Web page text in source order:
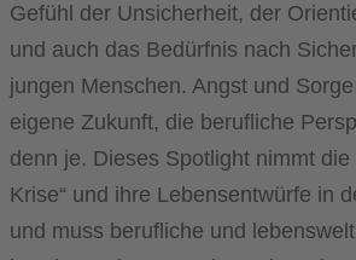
Gefühl der Unsicherheit, der
und auch das Bedürfnis nach
jungen Menschen. Angst und
eigene Zukunft, die berufliche
denn je. Dieses Spotlight nimmt die
Krise“ und ihre Lebensentwürfe in
und muss berufliche und